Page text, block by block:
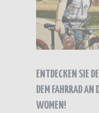
ENTDECKEN SIE
DEM FAHRRAD
WOMEN!